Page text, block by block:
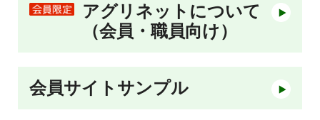
アグリネットについて
（会員・職員向け）
会員サイトサンプル